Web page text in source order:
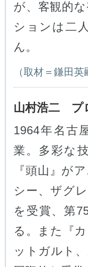
が、客観的
ションは二
ん。
（取材＝鎌田
山村浩二 プ
1964年名古
業。多彩な
『頭山』が
シー、ザグ
を受賞、第
る。また『
ットガルト